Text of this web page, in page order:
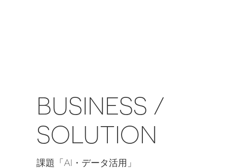
BUSINESS /
SOLUTION
課題「AI・データ活用」